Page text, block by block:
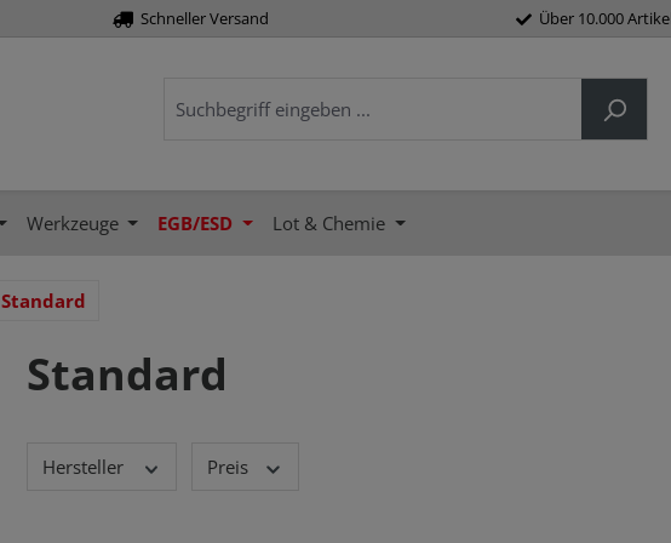
Schneller Versand Über 10.000 Artikel
Werkzeuge EGB/ESD Lot & Chemie
Standard
Standard
Hersteller Preis